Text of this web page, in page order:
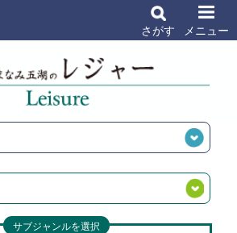
さがす メニュー
サブジャンルを選択